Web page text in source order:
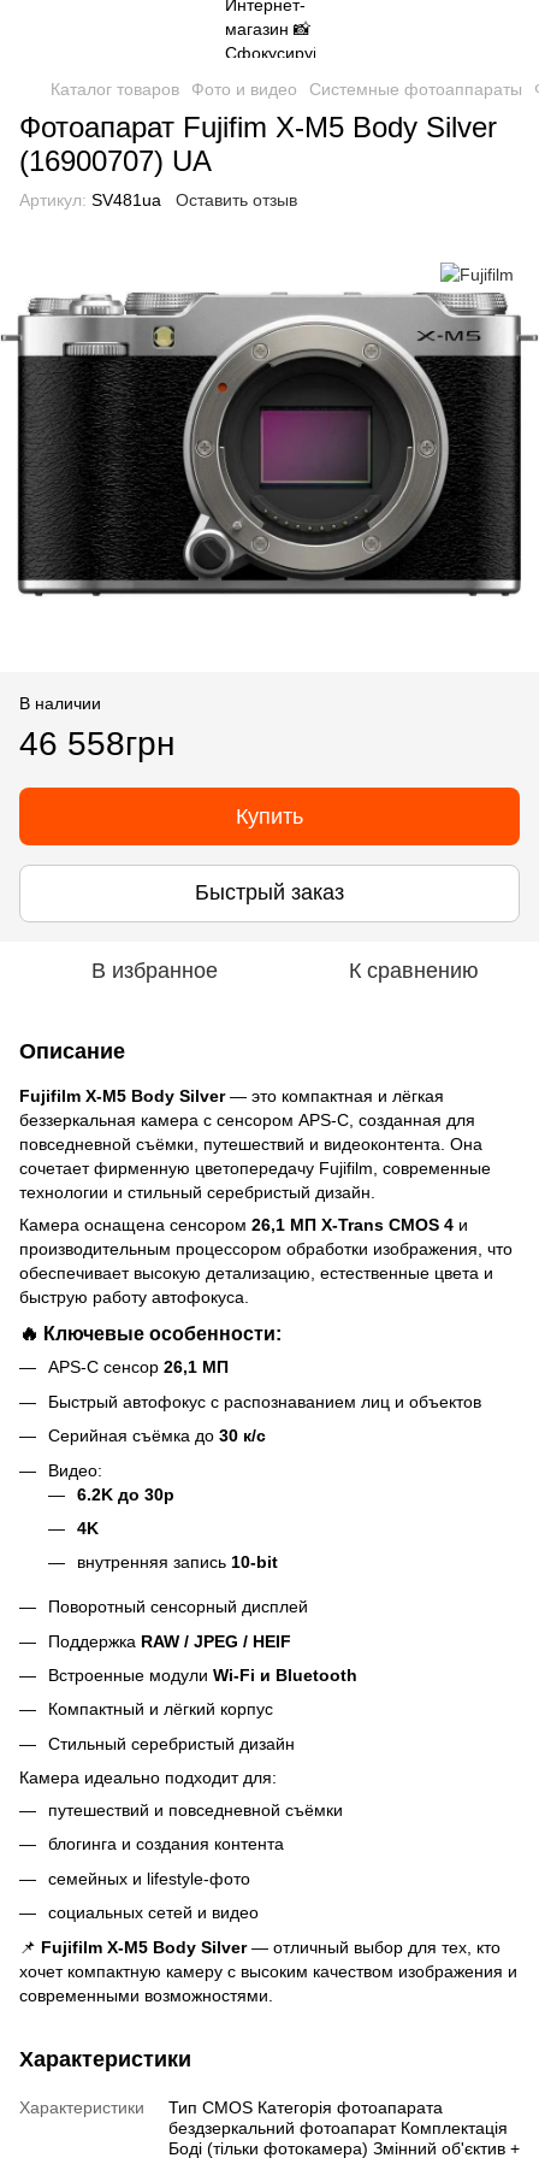
Каталог товаров Фото и видео Системные фотоаппараты
Фотоапарат Fujifim X-M5 Body Silver
(16900707) UA
Артикул: SV481ua Оставить отзыв
В наличии
46 558грн
Купить
Быстрый заказ
В избранное К сравнению
Описание
Fujifilm X-M5 Body Silver— это компактная и лёгкая
беззеркальная камера с сенсором APS-C, созданная для
повседневной съёмки, путешествий и видеоконтента. Она
сочетает фирменную цветопередачу Fujifilm, современные
технологии и стильный серебристый дизайн.
Камера оснащена сенсором 26,1 МП X-Trans CMOS 4 и
производительным процессором обработки изображения, что
обеспечивает высокую детализацию, естественные цвета и
быструю работу автофокуса.
🔥 Ключевые особенности:
APS-C сенсор 26,1 МП
Быстрый автофокус с распознаванием лиц и объектов
Серийная съёмка до 30 к/с
Видео:
6.2K до 30p
4K
внутренняя запись 10-bit
Поворотный сенсорный дисплей
Поддержка RAW / JPEG / HEIF
Встроенные модули Wi-Fi и Bluetooth
Компактный и лёгкий корпус
Стильный серебристый дизайн
Камера идеально подходит для:
путешествий и повседневной съёмки
блогинга и создания контента
семейных и lifestyle-фото
социальных сетей и видео
📌 Fujifilm X-M5 Body Silver— отличный выбор для тех, кто
хочет компактную камеру с высоким качеством изображения и
современными возможностями.
Характеристики
Характеристики
Тип CMOS Категорія фотоапарата
бездзеркальний фотоапарат Комплектація
Боді (тільки фотокамера) Змінний об'єктив +